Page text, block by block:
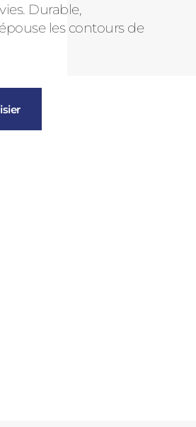
Durable,
les contours de